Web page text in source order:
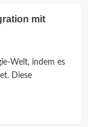
mit
Welt, indem es
Diese